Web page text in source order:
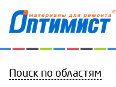
Поиск по областям